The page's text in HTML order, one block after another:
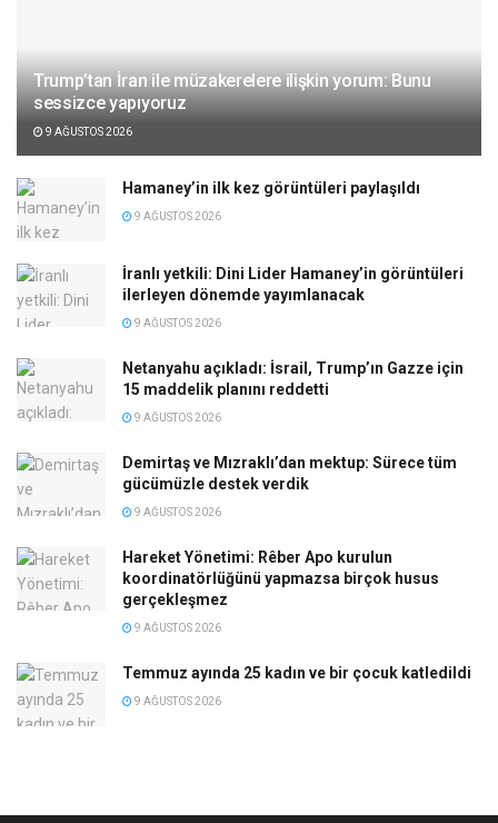
Trump’tan İran ile müzakerelere ilişkin yorum: Bunu
sessizce yapıyoruz
9 AĞUSTOS 2026
Hamaney’in ilk kez görüntüleri paylaşıldı
9 AĞUSTOS 2026
İranlı yetkili: Dini Lider Hamaney’in görüntüleri
ilerleyen dönemde yayımlanacak
9 AĞUSTOS 2026
Netanyahu açıkladı: İsrail, Trump’ın Gazze için
15 maddelik planını reddetti
9 AĞUSTOS 2026
Demirtaş ve Mızraklı’dan mektup: Sürece tüm
gücümüzle destek verdik
9 AĞUSTOS 2026
Hareket Yönetimi: Rêber Apo kurulun
koordinatörlüğünü yapmazsa birçok husus
gerçekleşmez
9 AĞUSTOS 2026
Temmuz ayında 25 kadın ve bir çocuk katledildi
9 AĞUSTOS 2026